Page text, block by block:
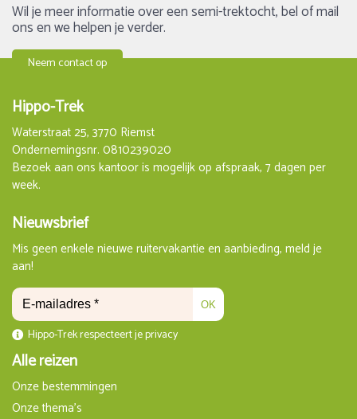
Wil je meer informatie over een semi-trektocht, bel of mail
ons en we helpen je verder.
Neem contact op
Hippo-Trek
Waterstraat 25, 3770 Riemst
Ondernemingsnr. 0810239020
Bezoek aan ons kantoor is mogelijk op afspraak, 7 dagen per
week.
Nieuwsbrief
Mis geen enkele nieuwe ruitervakantie en aanbieding, meld je
aan!
OK
Hippo-Trek respecteert je privacy
Alle reizen
Onze bestemmingen
Onze thema's